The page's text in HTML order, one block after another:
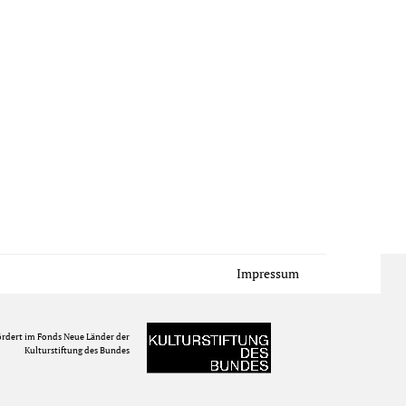
Impressum
im Fonds Neue Länder der
Kulturstiftung des Bundes